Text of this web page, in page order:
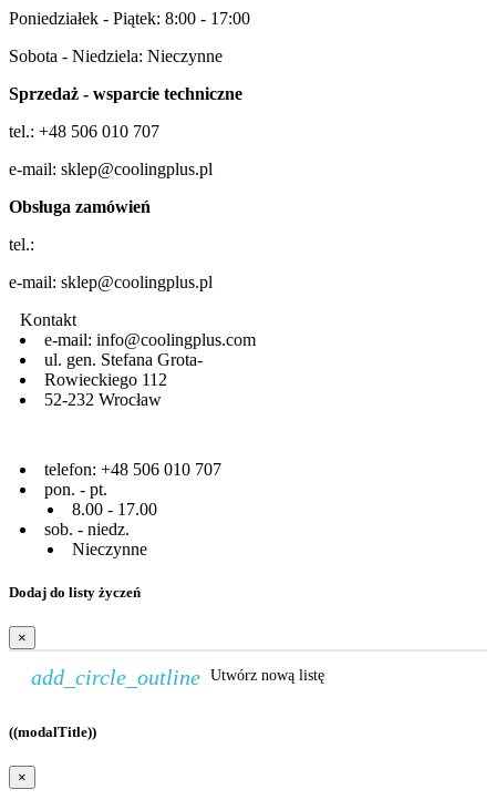
Poniedziałek - Piątek: 8:00 - 17:00
Sobota - Niedziela: Nieczynne
Sprzedaż - wsparcie techniczne
tel.: +48 506 010 707
e-mail: sklep@coolingplus.pl
Obsługa zamówień
tel.:
e-mail: sklep@coolingplus.pl
Kontakt
e-mail: info@coolingplus.com
ul. gen. Stefana Grota-
Rowieckiego 112
52-232 Wrocław
telefon: +48 506 010 707
pon. - pt.
8.00 - 17.00
sob. - niedz.
Nieczynne
Dodaj do listy życzeń
×
add_circle_outline Utwórz nową listę
((modalTitle))
×